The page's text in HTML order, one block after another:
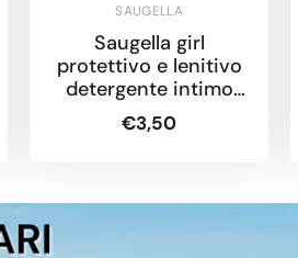
SAUGELLA
Saugella girl
protettivo e lenitivo
detergente intimo
100 ml
€3,50